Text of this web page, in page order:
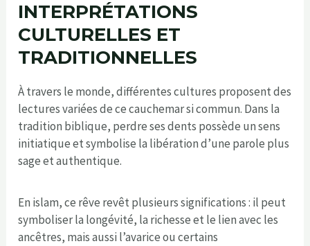
INTERPRÉTATIONS
CULTURELLES ET
TRADITIONNELLES
À travers le monde, différentes cultures proposent des
lectures variées de ce cauchemar si commun. Dans la
tradition biblique, perdre ses dents possède un sens
initiatique et symbolise la libération d’une parole plus
sage et authentique.
En islam, ce rêve revêt plusieurs significations : il peut
symboliser la longévité, la richesse et le lien avec les
ancêtres, mais aussi l’avarice ou certains